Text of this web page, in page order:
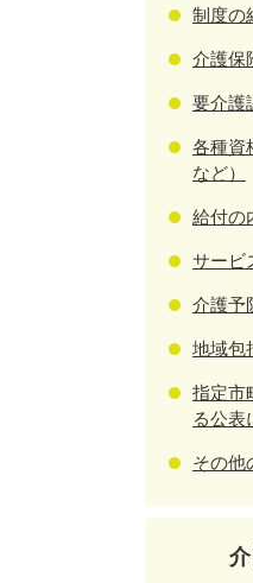
制度の
介護保
要介護
各種資
など）
給付の
サービ
介護予
地域包
指定市
る公表
その他